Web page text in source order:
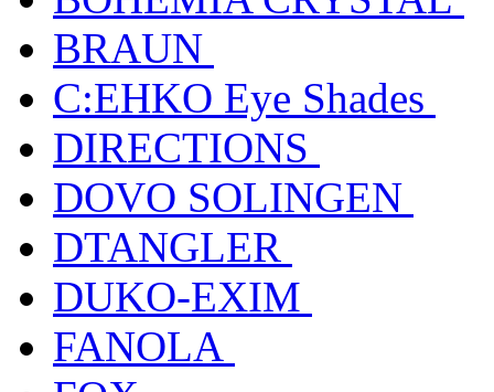
BRAUN
C:EHKO Eye Shades
DIRECTIONS
DOVO SOLINGEN
DTANGLER
DUKO-EXIM
FANOLA